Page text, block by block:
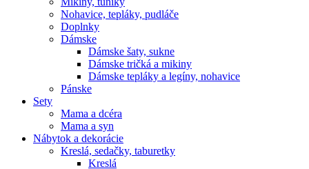
Nohavice, tepláky, pudláče
Doplnky
Dámske
Dámske šaty, sukne
Dámske tričká a mikiny
Dámske tepláky a legíny, nohavice
Pánske
Sety
Mama a dcéra
Mama a syn
Nábytok a dekorácie
Kreslá, sedačky, taburetky
Kreslá